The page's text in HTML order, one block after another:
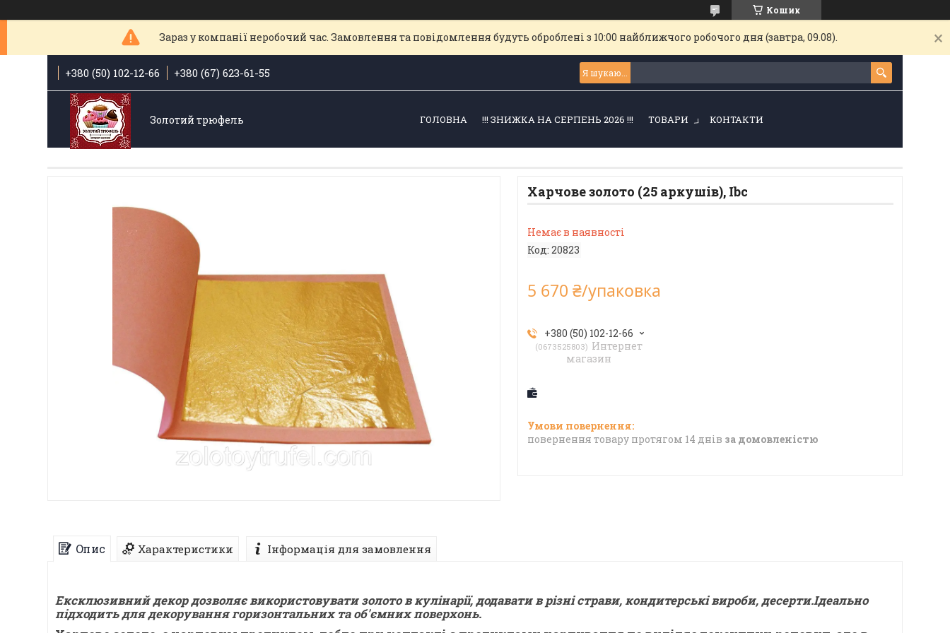
Кошик
Зараз у компанії неробочий час. Замовлення та повідомлення будуть оброблені з 10:00 найближчого робочого дня (завтра, 09.08).
+380 (50) 102-12-66 +380 (67) 623-61-55
Золотий трюфель ГОЛОВНА !!! ЗНИЖКА НА СЕРПЕНЬ 2026 !!! ТОВАРИ КОНТАКТИ
Харчове золото (25 аркушів), Ibc
Немає в наявності
Код: 20823
5 670 ₴/упаковка
+380 (50) 102-12-66
0673525803
Интернет
магазин
повернення товару протягом 14 днів за домовленістю
Опис Характеристики Інформація для замовлення
Ексклюзивний декор дозволяє використовувати золото в кулінарії, додавати в різні страви, кондитерські вироби, десерти.Ідеально
підходить для декорування горизонтальних та об'ємних поверхонь.